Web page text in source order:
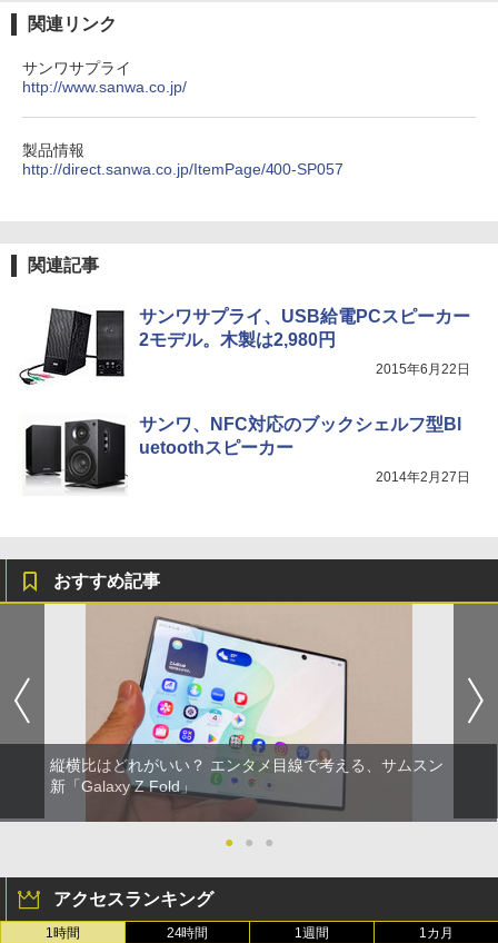
関連リンク
サンワサプライ
http://www.sanwa.co.jp/
製品情報
http://direct.sanwa.co.jp/ItemPage/400-SP057
関連記事
サンワサプライ、USB給電PCスピーカー
2モデル。木製は2,980円
2015年6月22日
サンワ、NFC対応のブックシェルフ型Bl
uetoothスピーカー
2014年2月27日
おすすめ記事
縦横比はどれがいい？ エンタメ目線で考える、サムスン
新「Galaxy Z Fold」
● ● ●
アクセスランキング
1時間 24時間 1週間 1カ月